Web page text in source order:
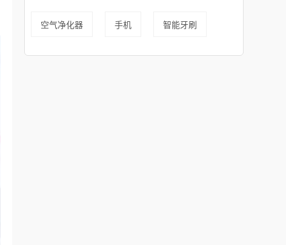
空气净化器 手机 智能牙刷